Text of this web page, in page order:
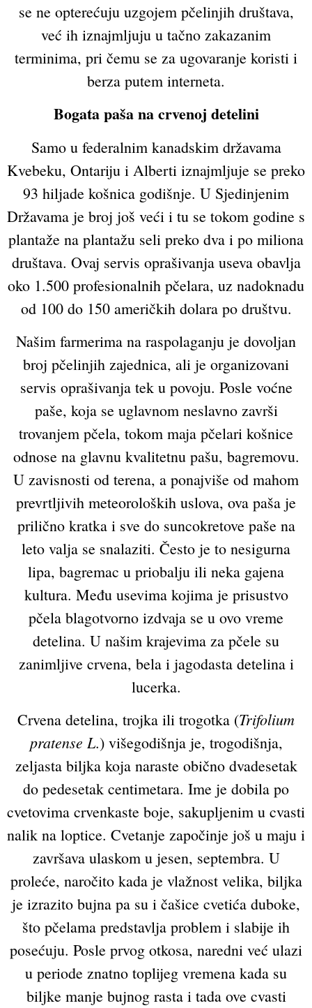
se ne opterećuju uzgojem pčelinjih društava,
već ih iznajmljuju u tačno zakazanim
terminima, pri čemu se za ugovaranje koristi i
berza putem interneta.
Bogata paša na crvenoj detelini
Samo u federalnim kanadskim državama
Kvebeku, Ontariju i Alberti iznajmljuje se preko
93 hiljade košnica godišnje. U Sjedinjenim
Državama je broj još veći i tu se tokom godine s
plantaže na plantažu seli preko dva i po miliona
društava. Ovaj servis oprašivanja useva obavlja
oko 1.500 profesionalnih pčelara, uz nadoknadu
od 100 do 150 američkih dolara po društvu.
Našim farmerima na raspolaganju je dovoljan
broj pčelinjih zajednica, ali je organizovani
servis oprašivanja tek u povoju. Posle voćne
paše, koja se uglavnom neslavno završi
trovanjem pčela, tokom maja pčelari košnice
odnose na glavnu kvalitetnu pašu, bagremovu.
U zavisnosti od terena, a ponajviše od mahom
prevrtljivih meteoroloških uslova, ova paša je
prilično kratka i sve do suncokretove paše na
leto valja se snalaziti. Često je to nesigurna
lipa, bagremac u priobalju ili neka gajena
kultura. Među usevima kojima je prisustvo
pčela blagotvorno izdvaja se u ovo vreme
detelina. U našim krajevima za pčele su
zanimljive crvena, bela i jagodasta detelina i
lucerka.
Crvena detelina, trojka ili trogotka (Trifolium
pratense L.) višegodišnja je, trogodišnja,
zeljasta biljka koja naraste obično dvadesetak
do pedesetak centimetara. Ime je dobila po
cvetovima crvenkaste boje, sakupljenim u cvasti
nalik na loptice. Cvetanje započinje još u maju i
završava ulaskom u jesen, septembra. U
proleće, naročito kada je vlažnost velika, biljka
je izrazito bujna pa su i čašice cvetića duboke,
što pčelama predstavlja problem i slabije ih
posećuju. Posle prvog otkosa, naredni već ulazi
u periode znatno toplijeg vremena kada su
biljke manje bujnog rasta i tada ove cvasti